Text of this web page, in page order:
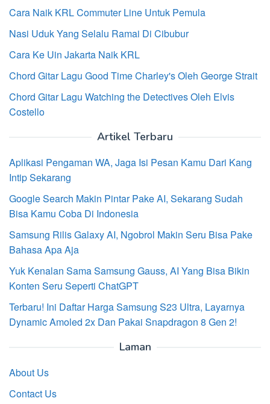
Cara Naik KRL Commuter Line Untuk Pemula
Nasi Uduk Yang Selalu Ramai Di Cibubur
Cara Ke Uin Jakarta Naik KRL
Chord Gitar Lagu Good Time Charley's Oleh George Strait
Chord Gitar Lagu Watching the Detectives Oleh Elvis
Costello
Artikel Terbaru
Aplikasi Pengaman WA, Jaga Isi Pesan Kamu Dari Kang
Intip Sekarang
Google Search Makin Pintar Pake AI, Sekarang Sudah
Bisa Kamu Coba Di Indonesia
Samsung Rilis Galaxy AI, Ngobrol Makin Seru Bisa Pake
Bahasa Apa Aja
Yuk Kenalan Sama Samsung Gauss, AI Yang Bisa Bikin
Konten Seru Seperti ChatGPT
Terbaru! Ini Daftar Harga Samsung S23 Ultra, Layarnya
Dynamic Amoled 2x Dan Pakai Snapdragon 8 Gen 2!
Laman
About Us
Contact Us